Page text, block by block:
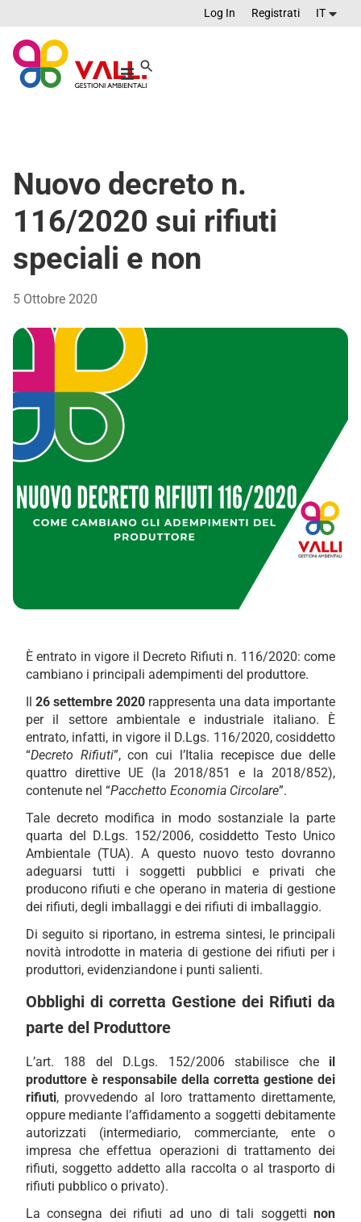
Log In Registrati IT
Nuovo decreto n.
116/2020 sui rifiuti
speciali e non
5 Ottobre 2020
È entrato in vigore il Decreto Rifiuti n. 116/2020: come
cambiano i principali adempimenti del produttore.
Il 26 settembre 2020 rappresenta una data importante
per il settore ambientale e industriale italiano. È
entrato, infatti, in vigore il D.Lgs. 116/2020, cosiddetto
“Decreto Rifiuti”, con cui l’Italia recepisce due delle
quattro direttive UE (la 2018/851 e la 2018/852),
contenute nel “Pacchetto Economia Circolare”.
Tale decreto modifica in modo sostanziale la parte
quarta del D.Lgs. 152/2006, cosiddetto Testo Unico
Ambientale (TUA). A questo nuovo testo dovranno
adeguarsi tutti i soggetti pubblici e privati che
producono rifiuti e che operano in materia di gestione
dei rifiuti, degli imballaggi e dei rifiuti di imballaggio.
Di seguito si riportano, in estrema sintesi, le principali
novità introdotte in materia di gestione dei rifiuti per i
produttori, evidenziandone i punti salienti.
Obblighi di corretta Gestione dei Rifiuti da
parte del Produttore
L’art. 188 del D.Lgs. 152/2006 stabilisce che il
produttore è responsabile della corretta gestione dei
rifiuti, provvedendo al loro trattamento direttamente,
oppure mediante l’affidamento a soggetti debitamente
autorizzati (intermediario, commerciante, ente o
impresa che effettua operazioni di trattamento dei
rifiuti, soggetto addetto alla raccolta o al trasporto di
rifiuti pubblico o privato).
La consegna dei rifiuti ad uno di tali soggetti non